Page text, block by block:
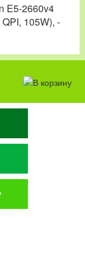
E5-2660v4
105W), -